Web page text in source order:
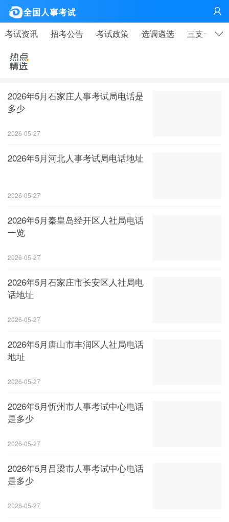

考试资讯 招考公告 考试政策 选调遴选 三支一扶
2026年5月石家庄人事考试局电话是
多少
2026-05-27
2026年5月河北人事考试局电话地址
2026-05-27
2026年5月秦皇岛经开区人社局电话
一览
2026-05-27
2026年5月石家庄市长安区人社局电
话地址
2026-05-27
2026年5月唐山市丰润区人社局电话
地址
2026-05-27
2026年5月忻州市人事考试中心电话
是多少
2026-05-27
2026年5月吕梁市人事考试中心电话
是多少
2026-05-27